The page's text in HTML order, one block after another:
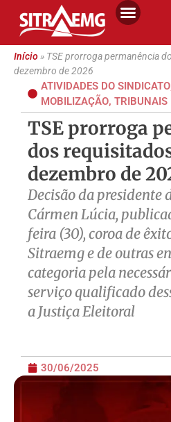
Início» TSE prorroga permanência
dezembro de 2026
ATIVIDADES DO SINDICATO
MOBILIZAÇÃO, TRIBUNAIS
TSE prorroga
dos
dezembro de
Decisão da presidente
Cármen Lúcia,
feira (30), coroa de
Sitraemg e de outras
categoria pela
serviço qualificado
a Justiça Eleitoral
30/06/2025